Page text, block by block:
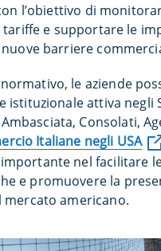
l’obiettivo di
tariffe e supportare le
barriere
le aziende
istituzionale attiva negli
Consolati,
Italiane negli USA
nel facilitare
e promuovere la
mercato americano.